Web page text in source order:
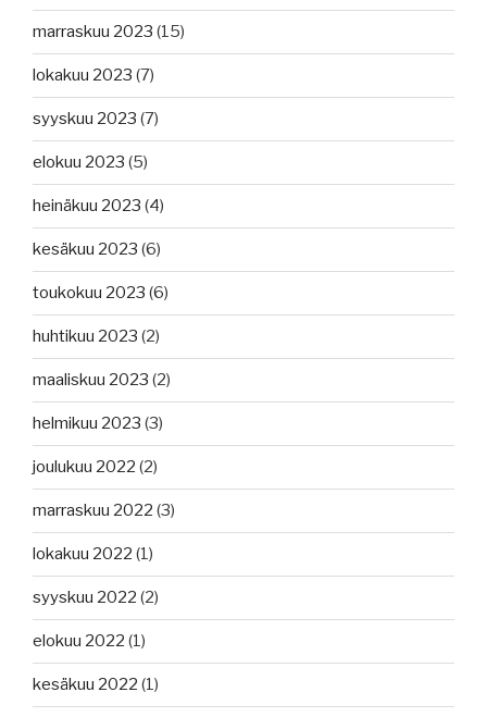
marraskuu 2023 (15)
lokakuu 2023 (7)
syyskuu 2023 (7)
elokuu 2023 (5)
heinäkuu 2023 (4)
kesäkuu 2023 (6)
toukokuu 2023 (6)
huhtikuu 2023 (2)
maaliskuu 2023 (2)
helmikuu 2023 (3)
joulukuu 2022 (2)
marraskuu 2022 (3)
lokakuu 2022 (1)
syyskuu 2022 (2)
elokuu 2022 (1)
kesäkuu 2022 (1)